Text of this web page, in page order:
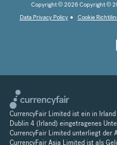
Copyright © 2026 Copyright ©
Data Privacy Policy
Cookie
CurrencyFair Limited ist ein in
Dublin 4 (Irland) eingetragenes
CurrencyFair Limited unterliegt der
CurrencyFair Asia Limited ist als